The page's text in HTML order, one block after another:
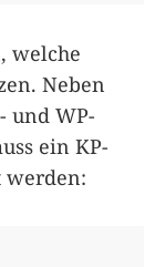
welche
Neben
und WP-
ein KP-
werden: